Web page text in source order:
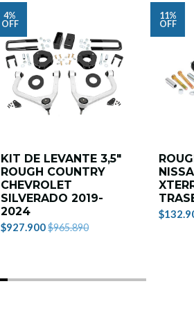
4%
OFF
KIT DE LEVANTE 3,5"
ROUGH COUNTRY
CHEVROLET
SILVERADO 2019-
2024
$927.900$965.890
11%
OFF